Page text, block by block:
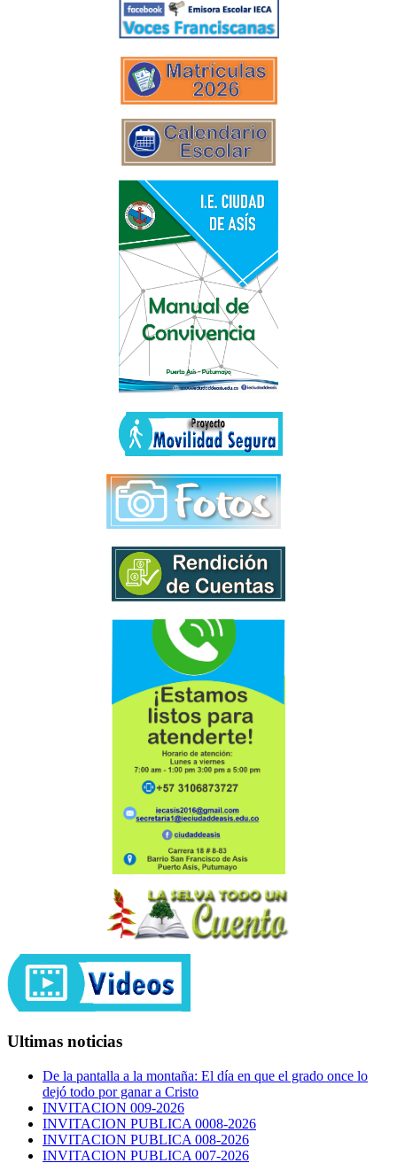
Ultimas noticias
De la pantalla a la montaña: El día en que el grado once lo
dejó todo por ganar a Cristo
INVITACION 009-2026
INVITACION PUBLICA 0008-2026
INVITACION PUBLICA 008-2026
INVITACION PUBLICA 007-2026